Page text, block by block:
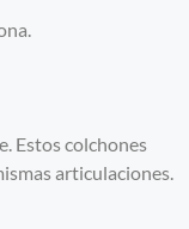
Estos colchones
articulaciones.